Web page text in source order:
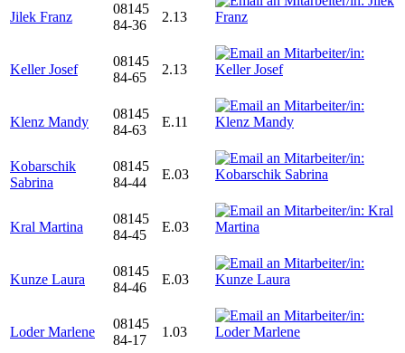
Jilek Franz
08145
84-36
2.13
Keller Josef
08145
84-65
2.13
Klenz Mandy
08145
84-63
E.11
Kobarschik
Sabrina
08145
84-44
E.03
Kral Martina
08145
84-45
E.03
Kunze Laura
08145
84-46
E.03
Loder Marlene
08145
84-17
1.03